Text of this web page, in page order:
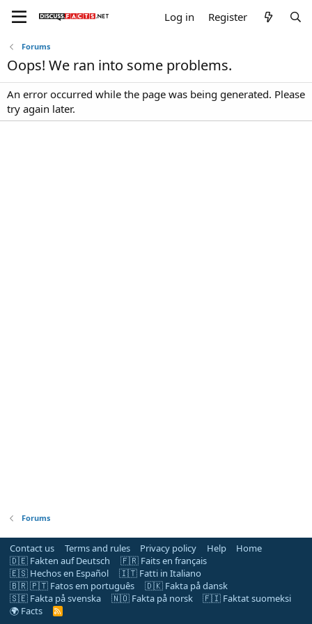
Log in Register
Forums
Oops! We ran into some problems.
An error occurred while the page was being generated. Please
try again later.
Forums
Contact us Terms and rules Privacy policy Help
Home
🇩🇪 Fakten auf Deutsch
🇫🇷 Faits en français
🇪🇸 Hechos en Español
🇮🇹 Fatti in Italiano
🇧🇷 🇵🇹 Fatos em português
🇩🇰 Fakta på dansk
🇸🇪 Fakta på svenska
🇳🇴 Fakta på norsk
🇫🇮 Faktat suomeksi
🌍 Facts
R